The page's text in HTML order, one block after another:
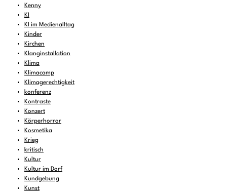
Kenny
KI
KI im Medienalltag
Kinder
Kirchen
Klanginstallation
Klima
Klimacamp
Klimagerechtigkeit
konferenz
Kontraste
Konzert
Körperhorror
Kosmetika
Krieg
kritisch
Kultur
Kultur im Dorf
Kundgebung
Kunst